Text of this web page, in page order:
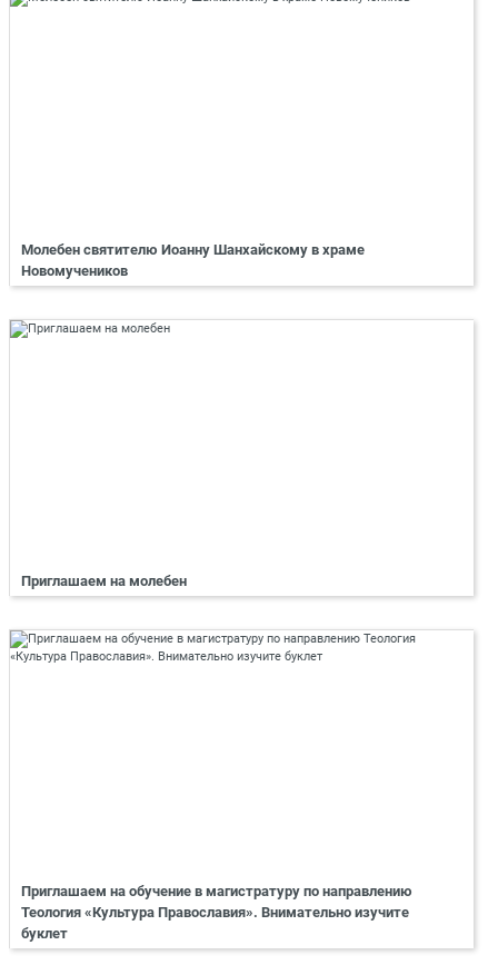
Молебен святителю Иоанну Шанхайскому в храме
Новомучеников
Приглашаем на молебен
Приглашаем на обучение в магистратуру по направлению
Теология «Культура Православия». Внимательно изучите
буклет